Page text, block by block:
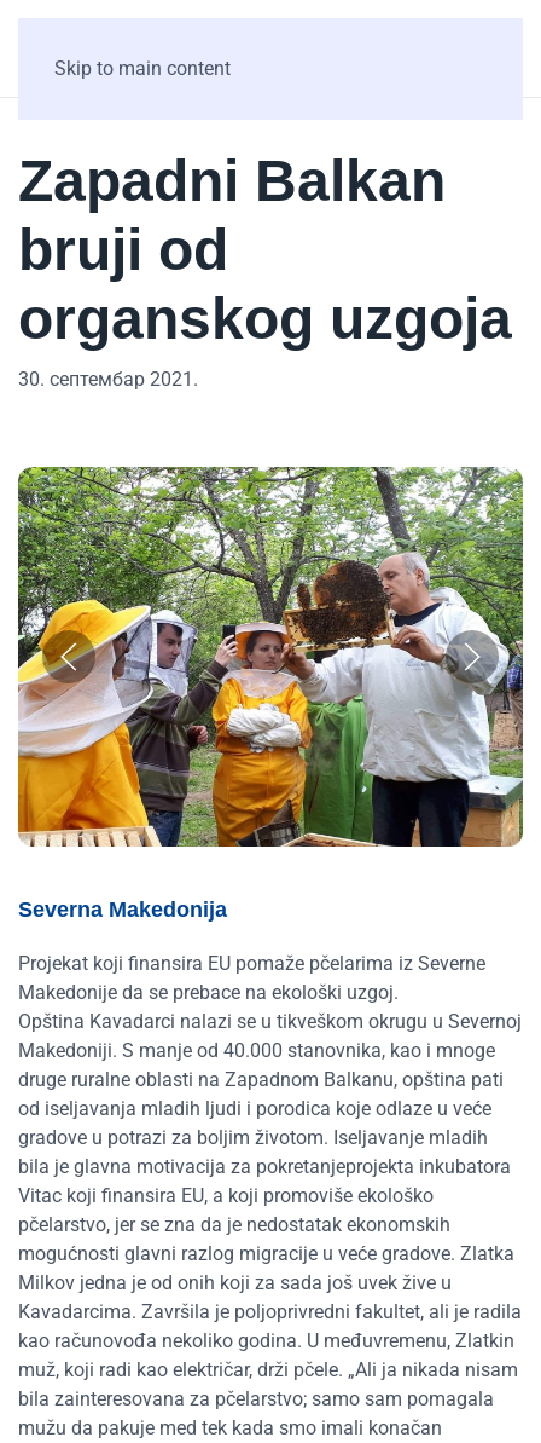
Skip to main content
Zapadni Balkan
bruji od
organskog uzgoja
30. септембар 2021.
Severna Makedonija
Projekat koji finansira EU pomaže pčelarima iz Severne
Makedonije da se prebace na ekološki uzgoj.
Opština Kavadarci nalazi se u tikveškom okrugu u Severnoj
Makedoniji. S manje od 40.000 stanovnika, kao i mnoge
druge ruralne oblasti na Zapadnom Balkanu, opština pati
od iseljavanja mladih ljudi i porodica koje odlaze u veće
gradove u potrazi za boljim životom. Iseljavanje mladih
bila je glavna motivacija za pokretanjeprojekta inkubatora
Vitac koji finansira EU, a koji promoviše ekološko
pčelarstvo, jer se zna da je nedostatak ekonomskih
mogućnosti glavni razlog migracije u veće gradove. Zlatka
Milkov jedna je od onih koji za sada još uvek žive u
Kavadarcima. Završila je poljoprivredni fakultet, ali je radila
kao računovođa nekoliko godina. U međuvremenu, Zlatkin
muž, koji radi kao električar, drži pčele. „Ali ja nikada nisam
bila zainteresovana za pčelarstvo; samo sam pomagala
mužu da pakuje med tek kada smo imali konačan